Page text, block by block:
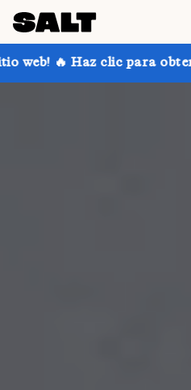
obtener más información.